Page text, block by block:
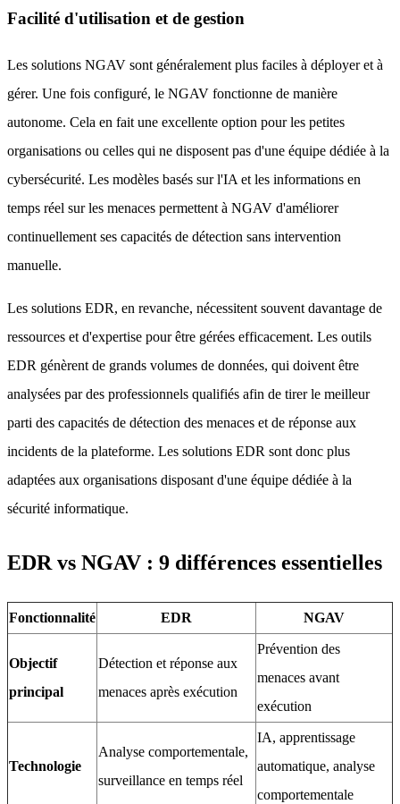
Facilité d'utilisation et de gestion
Les solutions NGAV sont généralement plus faciles à déployer et à
gérer. Une fois configuré, le NGAV fonctionne de manière
autonome. Cela en fait une excellente option pour les petites
organisations ou celles qui ne disposent pas d'une équipe dédiée à la
cybersécurité. Les modèles basés sur l'IA et les informations en
temps réel sur les menaces permettent à NGAV d'améliorer
continuellement ses capacités de détection sans intervention
manuelle.
Les solutions EDR, en revanche, nécessitent souvent davantage de
ressources et d'expertise pour être gérées efficacement. Les outils
EDR génèrent de grands volumes de données, qui doivent être
analysées par des professionnels qualifiés afin de tirer le meilleur
parti des capacités de détection des menaces et de réponse aux
incidents de la plateforme. Les solutions EDR sont donc plus
adaptées aux organisations disposant d'une équipe dédiée à la
sécurité informatique.
EDR vs NGAV : 9 différences essentielles
Fonctionnalité EDR NGAV
Objectif
principal
Détection et réponse aux
menaces après exécution
Prévention des
menaces avant
exécution
Technologie
Analyse comportementale,
surveillance en temps réel
IA, apprentissage
automatique, analyse
comportementale